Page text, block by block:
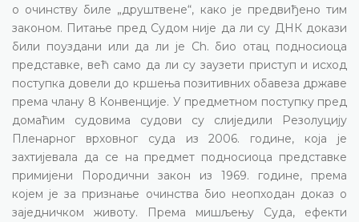
о очинству биле „друштвене“, како је предвиђено тим
законом. Питање пред Судом није да ли су ДНК докази
били поуздани или да ли је Ch. био отац подносиоца
представке, већ само да ли су заузети приступ и исход
поступка довели до кршења позитивних обавеза државе
према члану 8 Конвенције. У предметном поступку пред
домаћим судовима судови су слиједили Резолуцију
Пленарног врховног суда из 2006. године, која је
захтијевала да се на предмет подносиоца представке
примијени Породични закон из 1969. године, према
којем је за признање очинства био неопходан доказ о
заједничком животу. Према мишљењу Суда, ефекти